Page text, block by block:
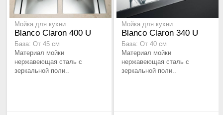
Мойка для кухни
Blanco Claron 400 U
База: От 45 см
Материал мойки
нержавеющая сталь с
зеркальной поли..
Мойка для кухни
Blanco Claron 340 U
База: От 40 см
Материал мойки
нержавеющая сталь с
зеркальной поли..